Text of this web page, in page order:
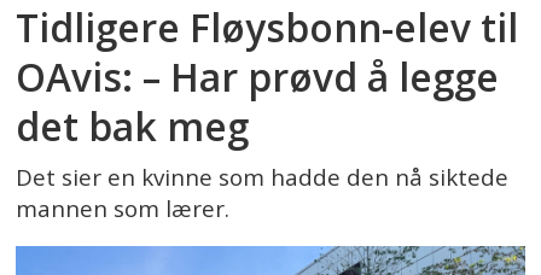
Tidligere Fløysbonn-elev til
OAvis: – Har prøvd å legge
det bak meg
Det sier en kvinne som hadde den nå siktede
mannen som lærer.